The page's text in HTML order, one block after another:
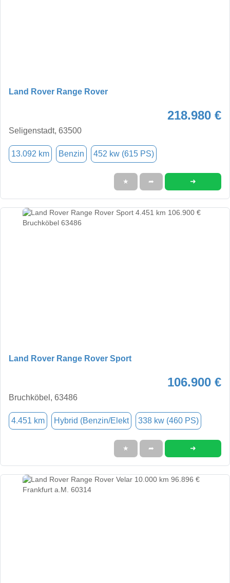
Land Rover Range Rover
218.980 €
Seligenstadt, 63500
13.092 km Benzin 452 kw (615 PS)
★ ➦ ➜
Land Rover Range Rover Sport
106.900 €
Bruchköbel, 63486
4.451 km Hybrid (Benzin/Elekt 338 kw (460 PS)
★ ➦ ➜